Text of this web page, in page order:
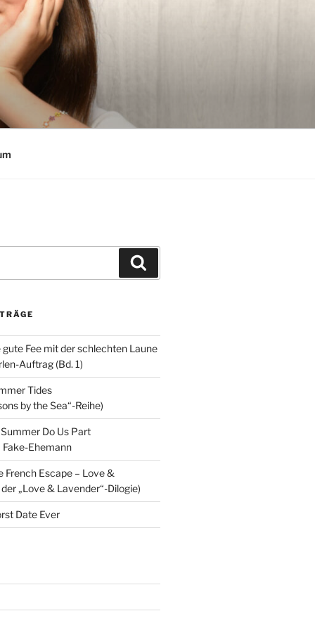
gute Fee mit der schlechten Laune
Auftrag (Bd. 1)
Tides
by the Sea“-Reihe)
Do Us Part
Ehemann
French Escape – Love &
„Love & Lavender“-Dilogie)
Date Ever